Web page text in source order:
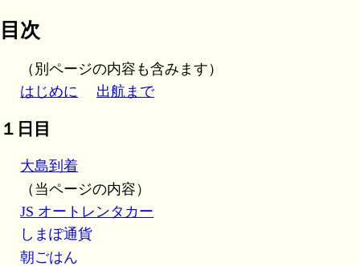
目次
（別ページの内容も含みます）
はじめに
出航まで
１日目
大島到着
（当ページの内容）
JS オートレンタカー
しまぽ通貨
朝ごはん